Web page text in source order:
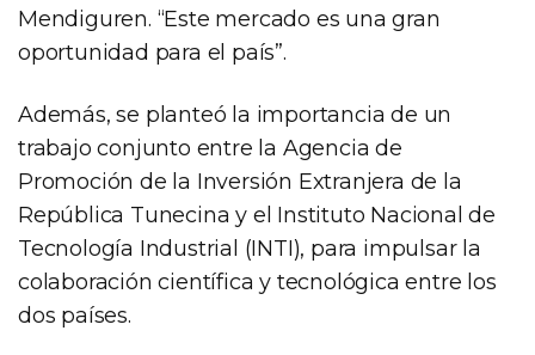
Mendiguren. “Este mercado es una gran
oportunidad para el país”.
Además, se planteó la importancia de un
trabajo conjunto entre la Agencia de
Promoción de la Inversión Extranjera de la
República Tunecina y el Instituto Nacional de
Tecnología Industrial (INTI), para impulsar la
colaboración científica y tecnológica entre los
dos países.